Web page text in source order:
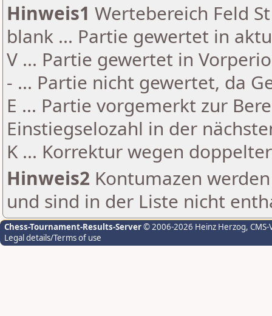
Hinweis1 Wertebereich Feld
blank ... Partie gewertet in
V ... Partie gewertet in
- ... Partie nicht gewertet, da
E ... Partie vorgemerkt zur
Einstiegselozahl in der
K ... Korrektur wegen
Hinweis2 Kontumazen
und sind in der Liste nicht
Chess-Tournament-Results-Server© 2006-2026 Heinz Herzog,
Legal details/Terms of use